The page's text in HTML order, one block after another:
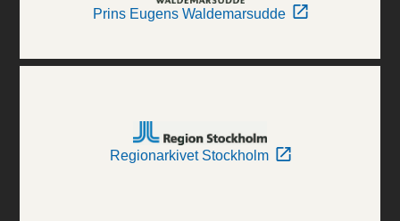
Prins Eugens Waldemarsudde
Regionarkivet Stockholm